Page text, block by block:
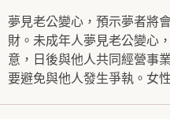
夢見老公變心，預示夢者將
財。未成年人夢見老公變心
意，日後與他人共同經營事
要避免與他人發生爭執。女